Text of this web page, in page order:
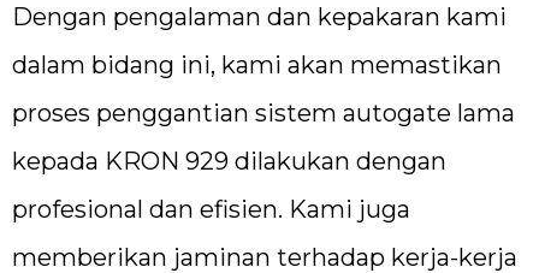
Dengan pengalaman dan kepakaran kami
dalam bidang ini, kami akan memastikan
proses penggantian sistem autogate lama
kepada KRON 929 dilakukan dengan
profesional dan efisien. Kami juga
memberikan jaminan terhadap kerja-kerja